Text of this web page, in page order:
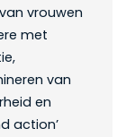
vrouwen
met
van
en
action’